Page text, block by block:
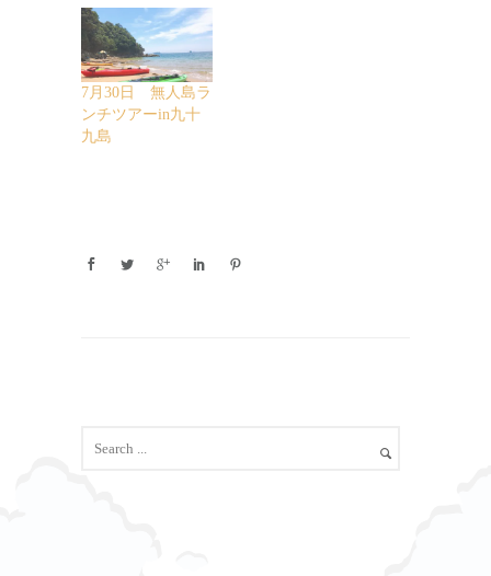
7月30日 無人島ラ
ンチツアーin九十
九島